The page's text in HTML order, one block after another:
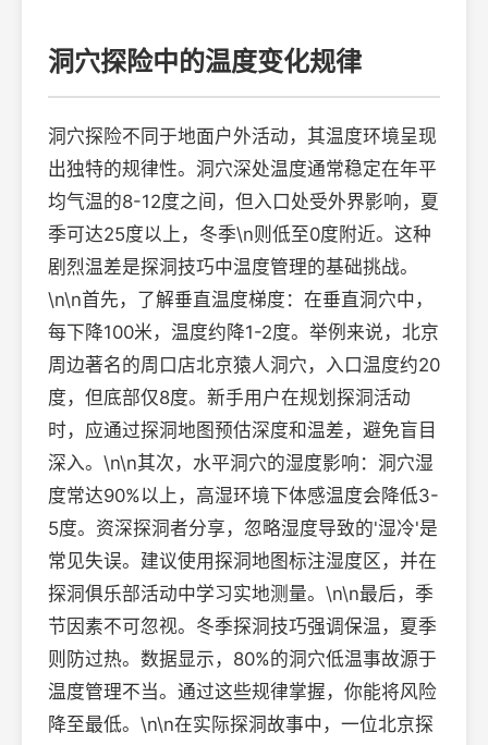
洞穴探险中的温度变化规律
洞穴探险不同于地面户外活动，其温度环境呈现
出独特的规律性。洞穴深处温度通常稳定在年平
均气温的8-12度之间，但入口处受外界影响，夏
季可达25度以上，冬季\n则低至0度附近。这种
剧烈温差是探洞技巧中温度管理的基础挑战。
\n\n首先，了解垂直温度梯度：在垂直洞穴中，
每下降100米，温度约降1-2度。举例来说，北京
周边著名的周口店北京猿人洞穴，入口温度约20
度，但底部仅8度。新手用户在规划探洞活动
时，应通过探洞地图预估深度和温差，避免盲目
深入。\n\n其次，水平洞穴的湿度影响：洞穴湿
度常达90%以上，高湿环境下体感温度会降低3-
5度。资深探洞者分享，忽略湿度导致的'湿冷'是
常见失误。建议使用探洞地图标注湿度区，并在
探洞俱乐部活动中学习实地测量。\n\n最后，季
节因素不可忽视。冬季探洞技巧强调保温，夏季
则防过热。数据显示，80%的洞穴低温事故源于
温度管理不当。通过这些规律掌握，你能将风险
降至最低。\n\n在实际探洞故事中，一位北京探